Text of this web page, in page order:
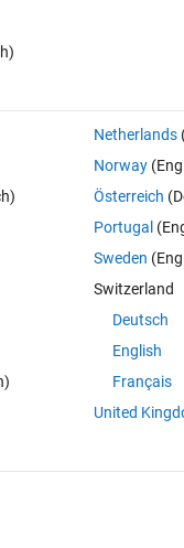
Netherlands
Norway
Österreich
Portugal
Sweden
Switzerland
Deutsch
English
Français
United
Marcas comerciales
Antipiratería
Estado
Inc.